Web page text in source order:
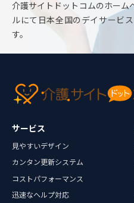
介護サイトドットコムのホーム
ルにて日本全国のデイサービ
す。
サービス
見やすいデザイン
カンタン更新システム
コストパフォーマンス
迅速なヘルプ対応